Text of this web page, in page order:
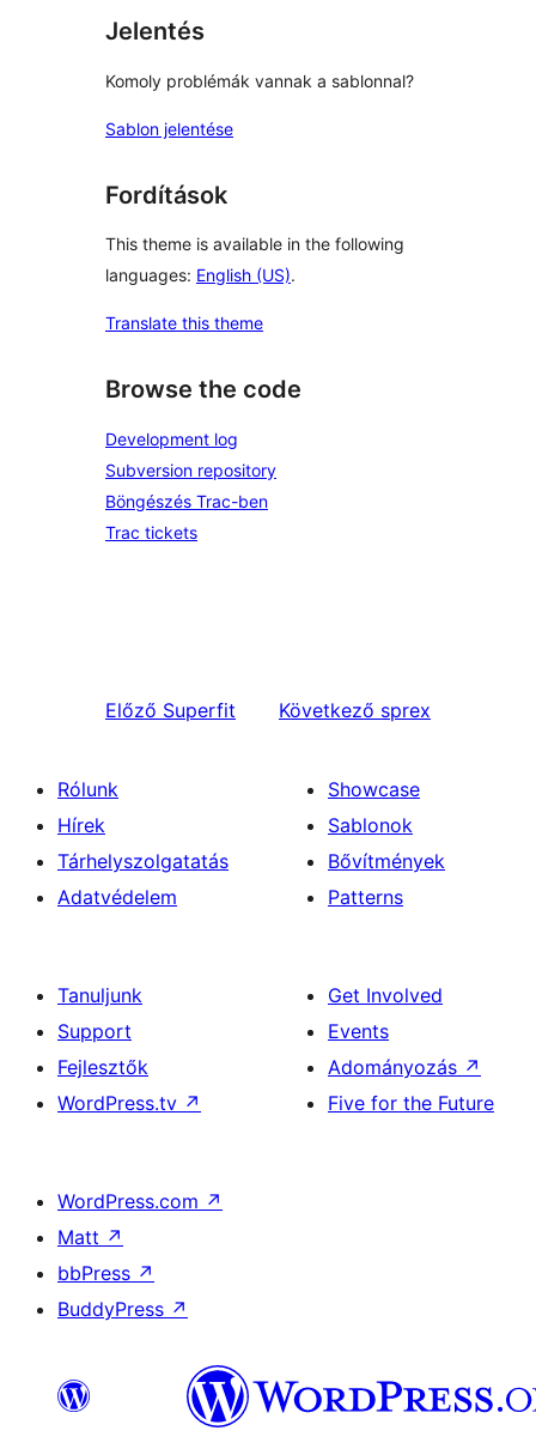
Jelentés
Komoly problémák vannak a sablonnal?
Sablon jelentése
Fordítások
This theme is available in the following
languages: English (US).
Translate this theme
Browse the code
Development log
Subversion repository
Böngészés Trac-ben
Trac tickets
Előző Superfit Következő sprex
Rólunk
Hírek
Tárhelyszolgatatás
Adatvédelem
Showcase
Sablonok
Bővítmények
Patterns
Tanuljunk
Support
Fejlesztők
WordPress.tv ↗
Get Involved
Events
Adományozás ↗
Five for the Future
WordPress.com ↗
Matt ↗
bbPress ↗
BuddyPress ↗